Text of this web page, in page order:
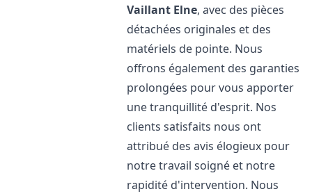
Vaillant Elne, avec des pièces
détachées originales et des
matériels de pointe. Nous
offrons également des garanties
prolongées pour vous apporter
une tranquillité d'esprit. Nos
clients satisfaits nous ont
attribué des avis élogieux pour
notre travail soigné et notre
rapidité d'intervention. Nous